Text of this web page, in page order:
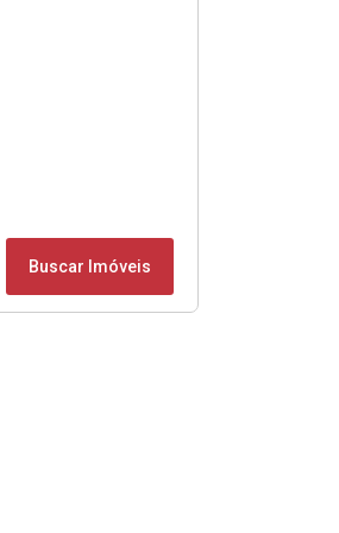
Buscar Imóveis